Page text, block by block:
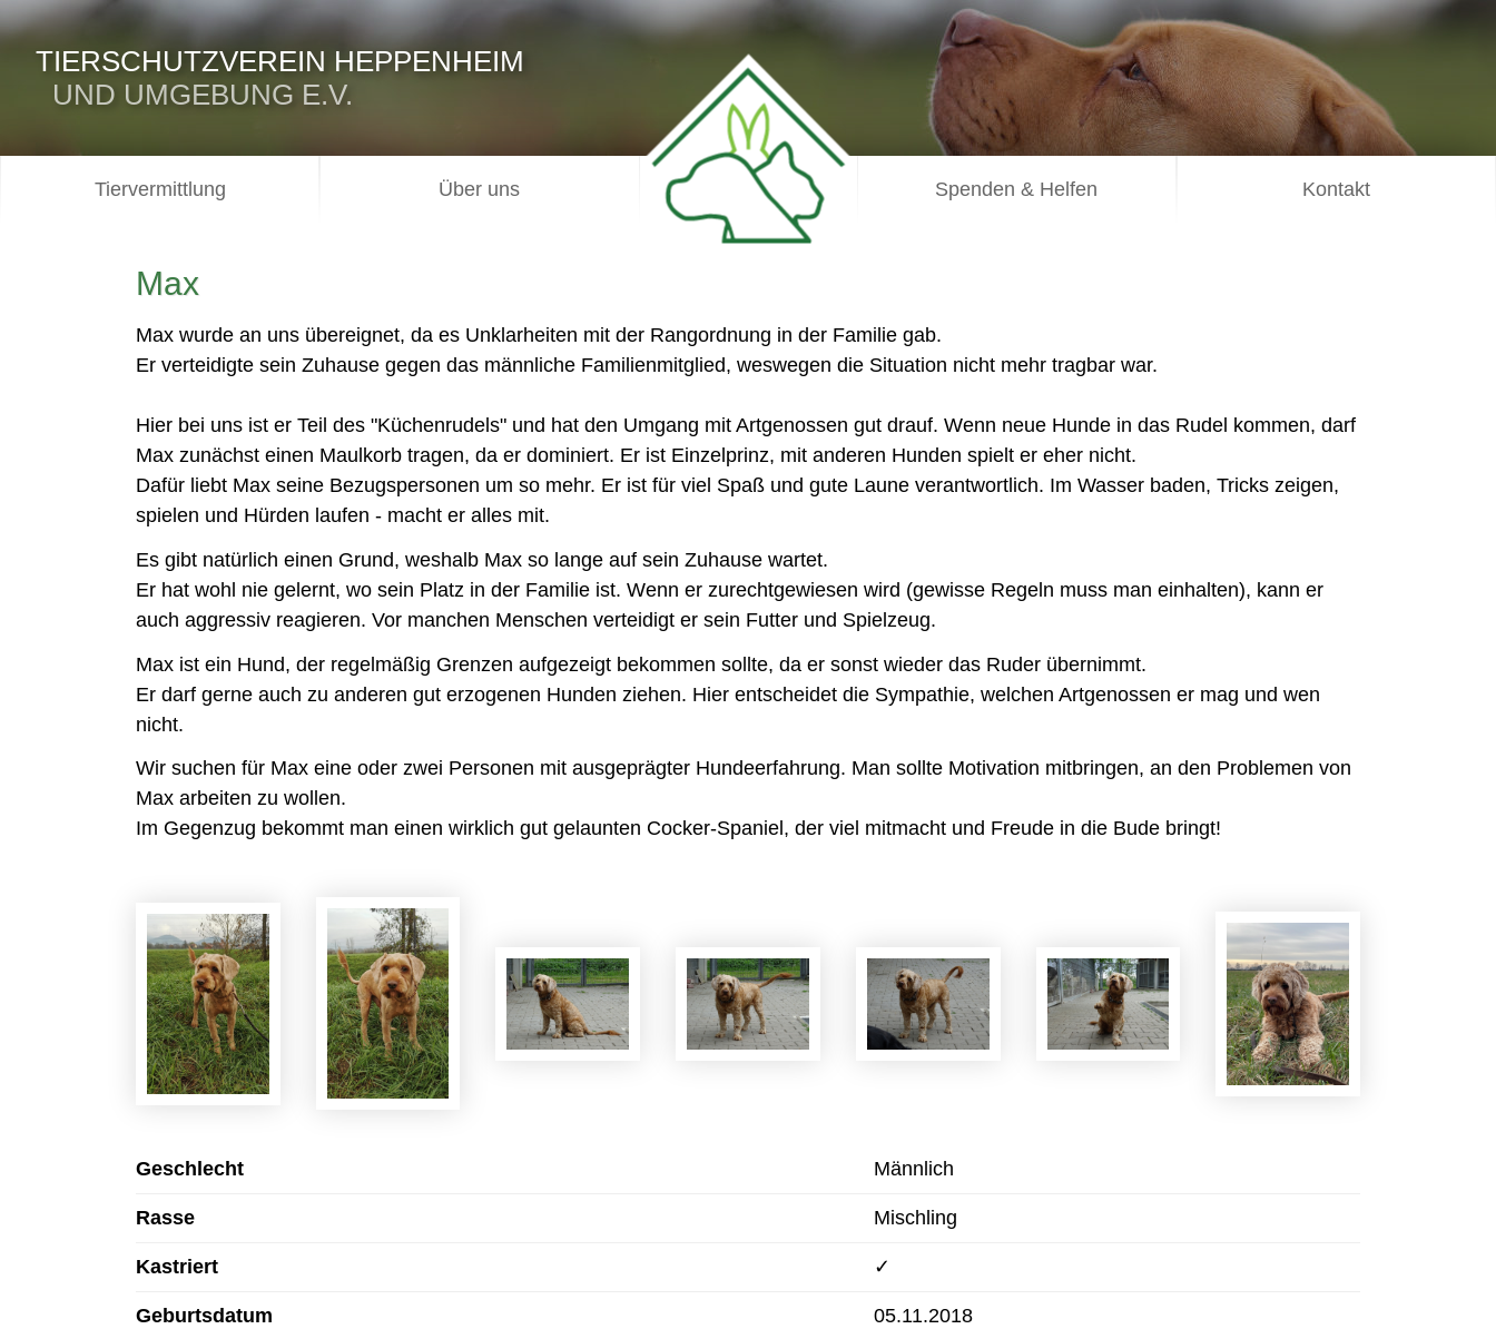
TIERSCHUTZVEREIN HEPPENHEIM
UND UMGEBUNG E.V.
Tiervermittlung Über uns Spenden & Helfen Kontakt
Max
Max wurde an uns übereignet, da es Unklarheiten mit der Rangordnung in der Familie gab.
Er verteidigte sein Zuhause gegen das männliche Familienmitglied, weswegen die Situation nicht mehr tragbar war.
Hier bei uns ist er Teil des "Küchenrudels" und hat den Umgang mit Artgenossen gut drauf. Wenn neue Hunde in das Rudel kommen, darf
Max zunächst einen Maulkorb tragen, da er dominiert. Er ist Einzelprinz, mit anderen Hunden spielt er eher nicht.
Dafür liebt Max seine Bezugspersonen um so mehr. Er ist für viel Spaß und gute Laune verantwortlich. Im Wasser baden, Tricks zeigen,
spielen und Hürden laufen - macht er alles mit.
Es gibt natürlich einen Grund, weshalb Max so lange auf sein Zuhause wartet.
Er hat wohl nie gelernt, wo sein Platz in der Familie ist. Wenn er zurechtgewiesen wird (gewisse Regeln muss man einhalten), kann er
auch aggressiv reagieren. Vor manchen Menschen verteidigt er sein Futter und Spielzeug.
Max ist ein Hund, der regelmäßig Grenzen aufgezeigt bekommen sollte, da er sonst wieder das Ruder übernimmt.
Er darf gerne auch zu anderen gut erzogenen Hunden ziehen. Hier entscheidet die Sympathie, welchen Artgenossen er mag und wen
nicht.
Wir suchen für Max eine oder zwei Personen mit ausgeprägter Hundeerfahrung. Man sollte Motivation mitbringen, an den Problemen von
Max arbeiten zu wollen.
Im Gegenzug bekommt man einen wirklich gut gelaunten Cocker-Spaniel, der viel mitmacht und Freude in die Bude bringt!
Geschlecht Männlich
Rasse Mischling
Kastriert ✓
Geburtsdatum 05.11.2018